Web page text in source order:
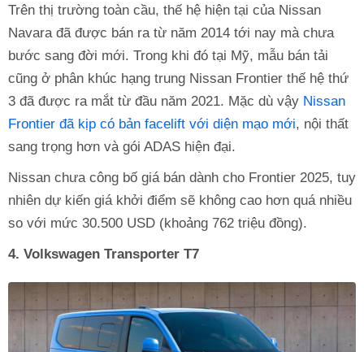
Trên thị trường toàn cầu, thế hệ hiện tại của Nissan
Navara đã được bán ra từ năm 2014 tới nay mà chưa
bước sang đời mới. Trong khi đó tại Mỹ, mẫu bán tải
cũng ở phân khúc hạng trung Nissan Frontier thế hệ thứ
3 đã được ra mắt từ đầu năm 2021. Mặc dù vậy Nissan
Frontier đã kịp có bản facelift với diện mạo mới, nội thất
sang trọng hơn và gói ADAS hiện đại.
Nissan chưa công bố giá bán dành cho Frontier 2025, tuy
nhiên dự kiến giá khởi điểm sẽ không cao hơn quá nhiều
so với mức 30.500 USD (khoảng 762 triệu đồng).
4. Volkswagen Transporter T7